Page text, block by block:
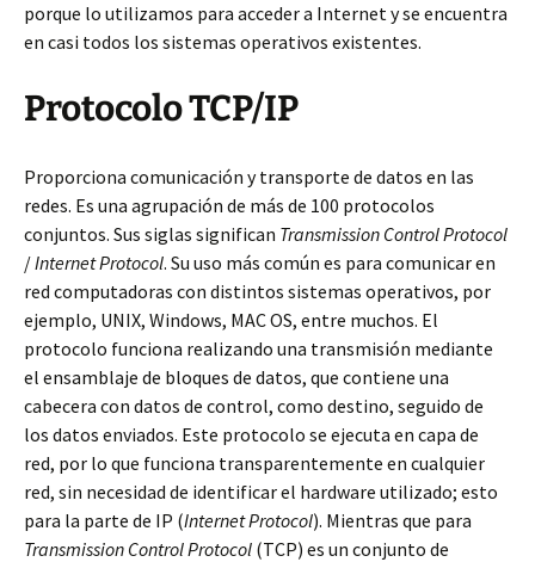
porque lo utilizamos para acceder a Internet y se encuentra
en casi todos los sistemas operativos existentes.
Protocolo TCP/IP
Proporciona comunicación y transporte de datos en las
redes. Es una agrupación de más de 100 protocolos
conjuntos. Sus siglas significan Transmission Control Protocol
/Internet Protocol. Su uso más común es para comunicar en
red computadoras con distintos sistemas operativos, por
ejemplo, UNIX, Windows, MAC OS, entre muchos. El
protocolo funciona realizando una transmisión mediante
el ensamblaje de bloques de datos, que contiene una
cabecera con datos de control, como destino, seguido de
los datos enviados. Este protocolo se ejecuta en capa de
red, por lo que funciona transparentemente en cualquier
red, sin necesidad de identificar el hardware utilizado; esto
para la parte de IP (Internet Protocol). Mientras que para
Transmission Control Protocol (TCP) es un conjunto de